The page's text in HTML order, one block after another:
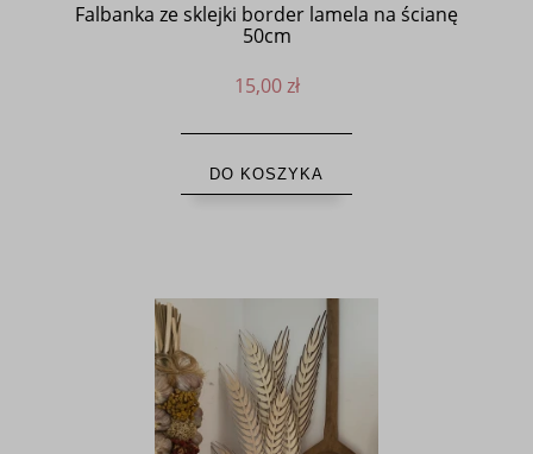
Falbanka ze sklejki border lamela na ścianę
50cm
15,00 zł
DO KOSZYKA